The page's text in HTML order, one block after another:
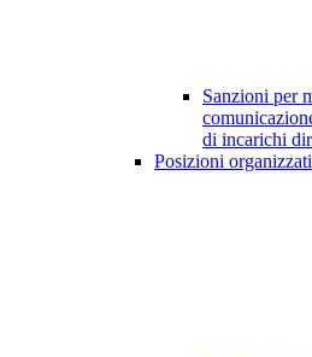
Sanzioni per
di incarichi
Posizioni